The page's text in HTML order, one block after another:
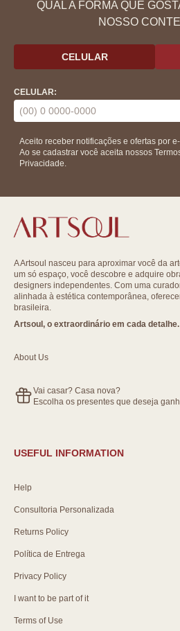
QUAL A FORMA QUE
NOSSO
CELULAR
CELULAR:
Aceito receber notificações e ofertas por
Ao se cadastrar você aceita nossos
Privacidade.
A Artsoul nasceu para aproximar você da
um só espaço, você descobre e adquire
designers independentes. Com uma
alinhada à estética contemporânea,
brasileira.
Artsoul, o extraordinário em cada detalhe.
About Us
Vai casar? Casa nova?
Escolha os presentes que deseja
USEFUL INFORMATION
Help
Consultoria Personalizada
Returns Policy
Política de Entrega
Privacy Policy
I want to be part of it
Terms of Use